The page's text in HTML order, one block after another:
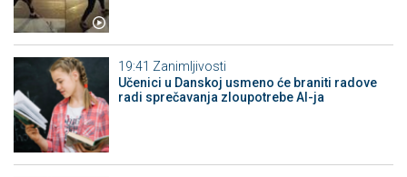
19:41 Zanimljivosti
Učenici u Danskoj usmeno će braniti radove
radi sprečavanja zloupotrebe AI-ja